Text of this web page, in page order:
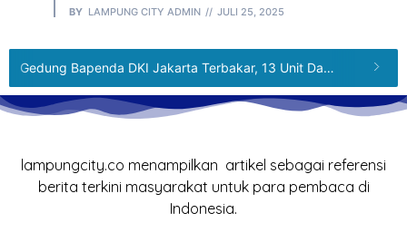
BY LAMPUNG CITY ADMIN JULI 25, 2025
Gedung Bapenda DKI Jakarta Terbakar, 13 Unit Damkar dan 65 Personel Dikerahkan
lampungcity.co menampilkan artikel sebagai referensi
berita terkini masyarakat untuk para pembaca di
Indonesia.